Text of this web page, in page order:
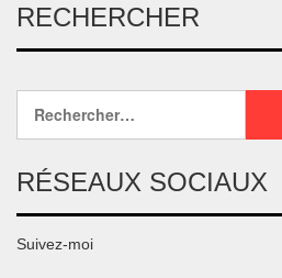
RECHERCHER
RÉSEAUX SOCIAUX
Suivez-moi